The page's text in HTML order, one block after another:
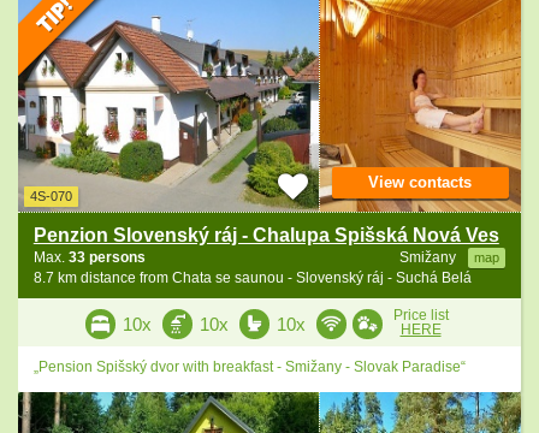
4S-070
Penzion Slovenský ráj - Chalupa Spišská Nová Ves
Smižany map
Max. 33 persons
8.7 km distance from Chata se saunou - Slovenský ráj - Suchá Belá
View contacts
10x 10x 10x
Price list
HERE
„Pension Spišský dvor with breakfast - Smižany - Slovak Paradise“